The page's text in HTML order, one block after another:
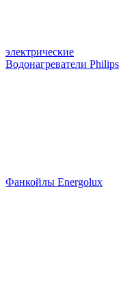
электрические
Водонагреватели Philips
Фанкойлы Energolux